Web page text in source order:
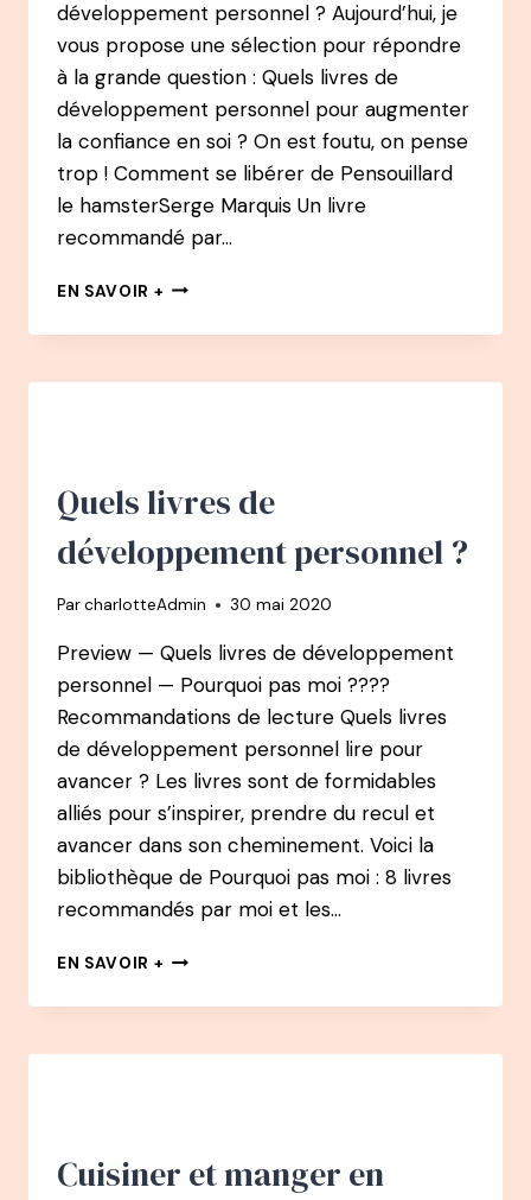
développement personnel ? Aujourd’hui, je
vous propose une sélection pour répondre
à la grande question : Quels livres de
développement personnel pour augmenter
la confiance en soi ? On est foutu, on pense
trop ! Comment se libérer de Pensouillard
le hamsterSerge Marquis Un livre
recommandé par…
EN SAVOIR + QUELS
DE
PERSONNEL
EN
?
Quels livres de
développement personnel ?
ParcharlotteAdmin 30 mai 2020
Preview — Quels livres de développement
personnel — Pourquoi pas moi ????
Recommandations de lecture Quels livres
de développement personnel lire pour
avancer ? Les livres sont de formidables
alliés pour s’inspirer, prendre du recul et
avancer dans son cheminement. Voici la
bibliothèque de Pourquoi pas moi : 8 livres
recommandés par moi et les…
EN SAVOIR + QUELS
DE
PERSONNEL
Cuisiner et manger en